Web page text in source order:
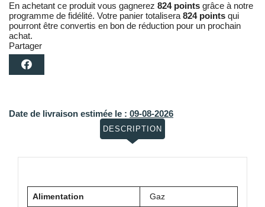
En achetant ce produit vous gagnerez 824 points grâce à notre
programme de fidélité. Votre panier totalisera 824 points qui
pourront être convertis en bon de réduction pour un prochain
achat.
Partager
Date de livraison estimée le : 09-08-2026
DESCRIPTION
Alimentation Gaz